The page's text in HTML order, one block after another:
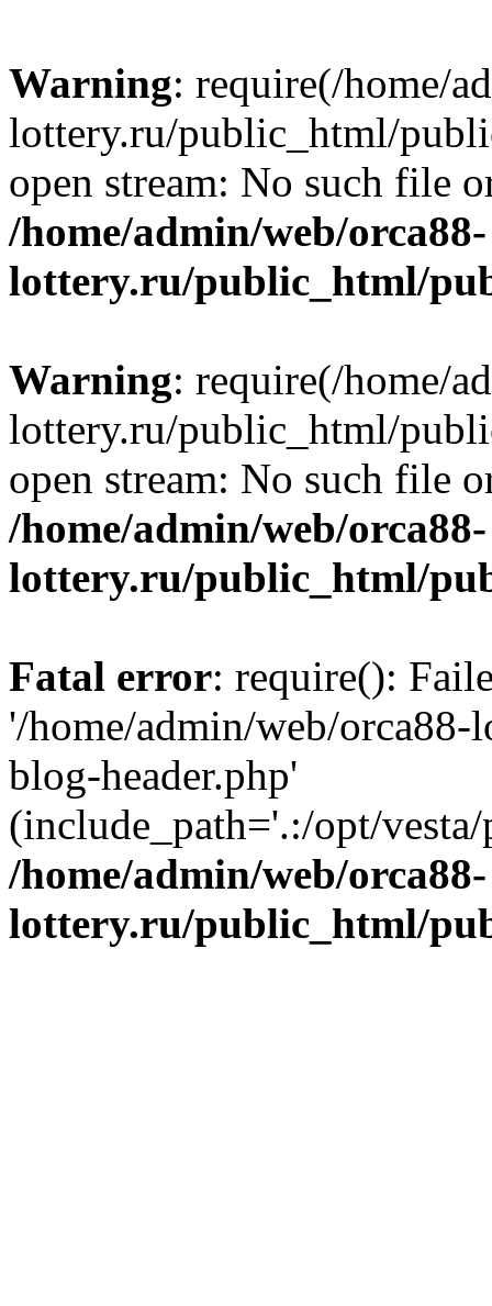
Warning: require(/home/
lottery.ru/public_html/
open stream: No such file
/home/admin/web/orca88-
lottery.ru/public_html/
Warning: require(/home/
lottery.ru/public_html/
open stream: No such file
/home/admin/web/orca88-
lottery.ru/public_html/
Fatal error: require():
'/home/admin/web/
blog-header.php'
(include_path='.:/opt/
/home/admin/web/orca88-
lottery.ru/public_html/